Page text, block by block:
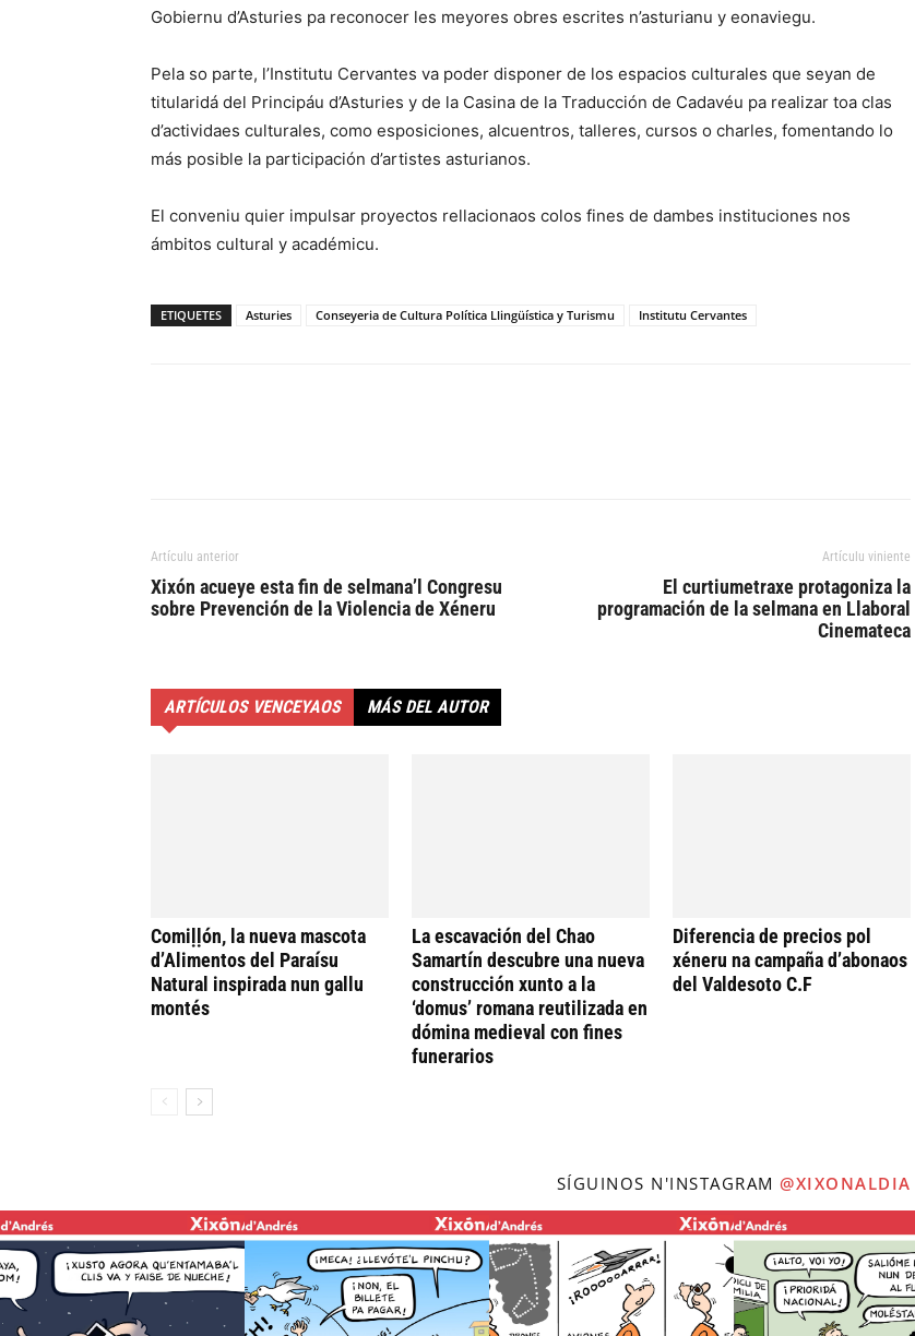
Gobiernu d’Asturies pa reconocer les meyores obres escrites n’asturianu y eonaviegu.
Pela so parte, l’Institutu Cervantes va poder disponer de los espacios culturales que seyan de
titularidá del Principáu d’Asturies y de la Casina de la Traducción de Cadavéu pa realizar toa clas
d’actividaes culturales, como esposiciones, alcuentros, talleres, cursos o charles, fomentando lo
más posible la participación d’artistes asturianos.
El conveniu quier impulsar proyectos rellacionaos colos fines de dambes instituciones nos
ámbitos cultural y académicu.
ETIQUETES Asturies Conseyeria de Cultura Política Llingüística y Turismu Institutu Cervantes
Artículu anterior
Xixón acueye esta fin de selmana’l Congresu
sobre Prevención de la Violencia de Xéneru
Artículu viniente
El curtiumetraxe protagoniza la
programación de la selmana en Llaboral
Cinemateca
ARTÍCULOS VENCEYAOS MÁS DEL AUTOR
Comiḷḷón, la nueva mascota
d’Alimentos del Paraísu
Natural inspirada nun gallu
montés
La escavación del Chao
Samartín descubre una nueva
construcción xunto a la
‘domus’ romana reutilizada en
dómina medieval con fines
funerarios
Diferencia de precios pol
xéneru na campaña d’abonaos
del Valdesoto C.F
SÍGUINOS N'INSTAGRAM @XIXONALDIA